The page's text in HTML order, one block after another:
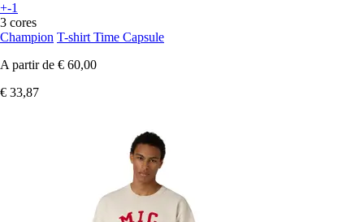
+-1
3 cores
Champion T-shirt Time Capsule
A partir de € 60,00
€ 33,87